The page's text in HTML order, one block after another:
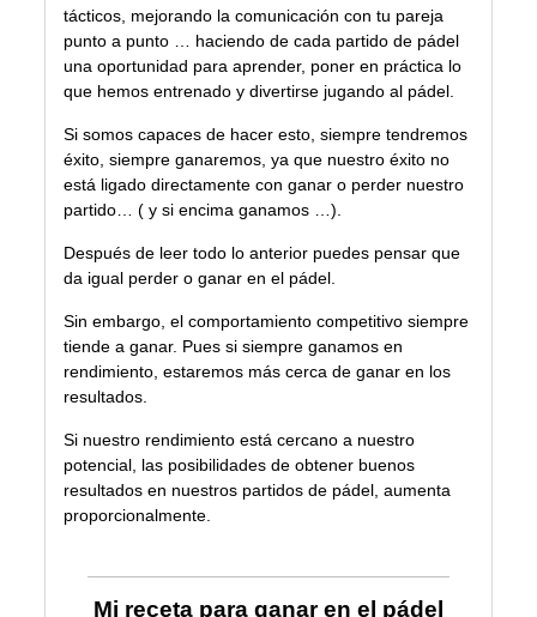
tácticos, mejorando la comunicación con tu pareja
punto a punto … haciendo de cada partido de pádel
una oportunidad para aprender, poner en práctica lo
que hemos entrenado y divertirse jugando al pádel.
Si somos capaces de hacer esto, siempre tendremos
éxito, siempre ganaremos, ya que nuestro éxito no
está ligado directamente con ganar o perder nuestro
partido… ( y si encima ganamos …).
Después de leer todo lo anterior puedes pensar que
da igual perder o ganar en el pádel.
Sin embargo, el comportamiento competitivo siempre
tiende a ganar. Pues si siempre ganamos en
rendimiento, estaremos más cerca de ganar en los
resultados.
Si nuestro rendimiento está cercano a nuestro
potencial, las posibilidades de obtener buenos
resultados en nuestros partidos de pádel, aumenta
proporcionalmente.
Mi receta para ganar en el pádel